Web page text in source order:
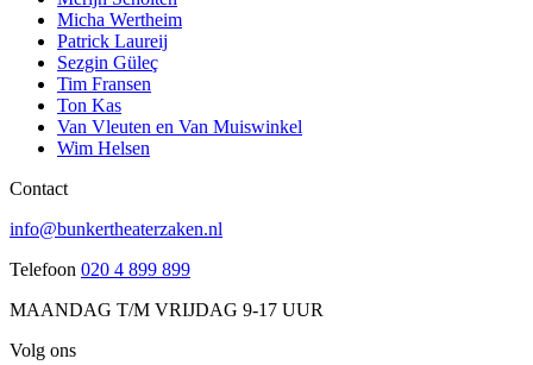
Micha Wertheim
Patrick Laureij
Sezgin Güleç
Tim Fransen
Ton Kas
Van Vleuten en Van Muiswinkel
Wim Helsen
Contact
info@bunkertheaterzaken.nl
Telefoon 020 4 899 899
MAANDAG T/M VRIJDAG 9-17 UUR
Volg ons